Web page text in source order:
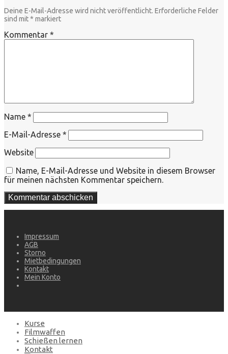
Deine E-Mail-Adresse wird nicht veröffentlicht. Erforderliche Felder
sind mit* markiert
Kommentar *
Name *
E-Mail-Adresse *
Website
Name, E-Mail-Adresse und Website in diesem Browser
für meinen nächsten Kommentar speichern.
Impressum
AGB
Storno
Mietbedingungen
Kontakt
Mein Konto
Kurse
Filmwaffen
Schießen lernen
Kontakt